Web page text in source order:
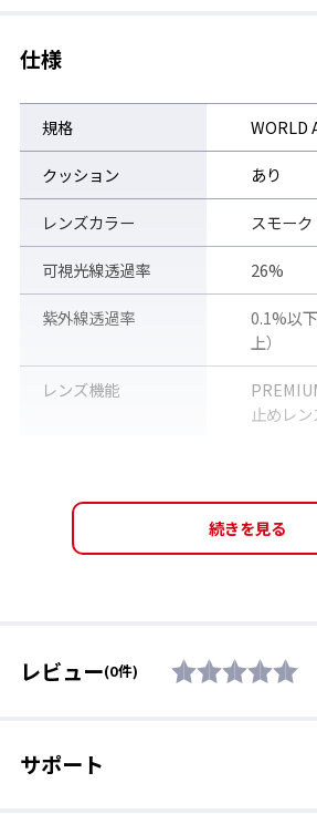
SRXシリーズの特長
ジュニアからマスターズまで、すべてのス
薄型でコンパクトなデザインながら広い
じにくいクッション設計で、競泳初心者か
されています。10年以上続くロングセラー
高品質のくもり止め機能
な視界が必要な種目で、トップ選手から
る。
仕様
規格 WORLD
クッション あり
レンズカラー スモーク
可視光線透過率 26%
紫外線透過率
0.1%以
上）
レンズ機能
止めレン
アイカッ
ト、クッ
生産国 日本
販売価格（税込）
レビュー(0件)
サポート